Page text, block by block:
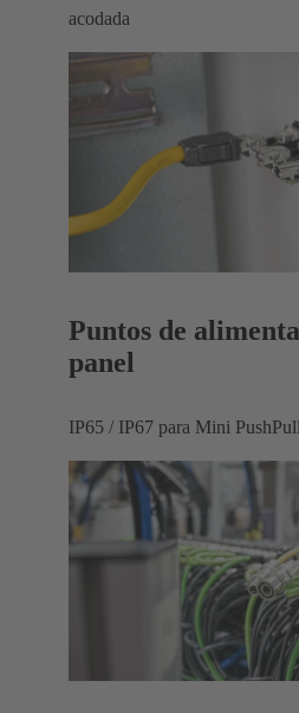
acodada
Puntos de
panel
IP65 / IP67 para Mini PushPull